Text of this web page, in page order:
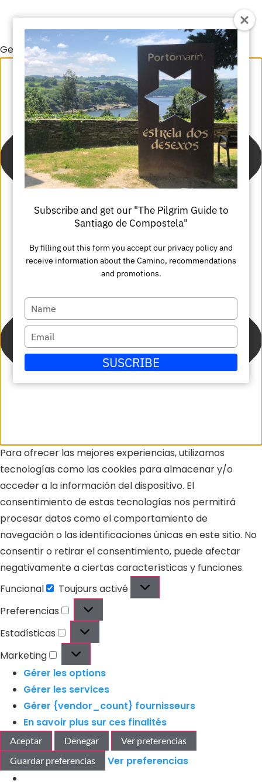
Gestionar el consentimiento de las cookies
Para ofrecer las mejores experiencias, utilizamos
tecnologías como las cookies para almacenar y/o
acceder a la información del dispositivo. El
consentimiento de estas tecnologías nos permitirá
procesar datos como el comportamiento de
navegación o las identificaciones únicas en este sitio. No
consentir o retirar el consentimiento, puede afectar
negativamente a ciertas características y funciones.
Funcional
Toujours activé
Preferencias
Estadísticas
Marketing
Gérer les options
Gérer les services
Gérer {vendor_count} fournisseurs
En savoir plus sur ces finalités
Aceptar Denegar
Ver preferencias
Guardar preferencias
Ver preferencias
Subscribe and get our "The Pilgrim Guide to
Santiago de Compostela"
By filling out this form you accept our privacy policy and
receive information about the Camino, recommendations
and promotions.
Escriba
su
nombre
Escriba
su
correo
electrónico
SUSCRIBE